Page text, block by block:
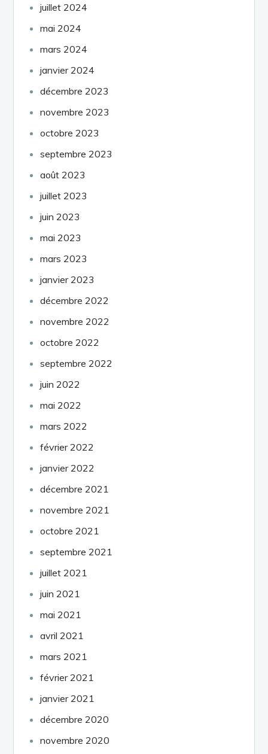
juillet 2024
mai 2024
mars 2024
janvier 2024
décembre 2023
novembre 2023
octobre 2023
septembre 2023
août 2023
juillet 2023
juin 2023
mai 2023
mars 2023
janvier 2023
décembre 2022
novembre 2022
octobre 2022
septembre 2022
juin 2022
mai 2022
mars 2022
février 2022
janvier 2022
décembre 2021
novembre 2021
octobre 2021
septembre 2021
juillet 2021
juin 2021
mai 2021
avril 2021
mars 2021
février 2021
janvier 2021
décembre 2020
novembre 2020